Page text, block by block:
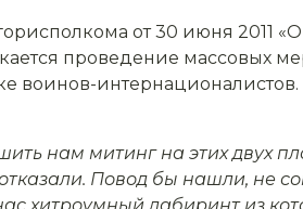
от 30 июня 2011
проведение массовых
нам митинг на этих двух
Повод бы нашли, не